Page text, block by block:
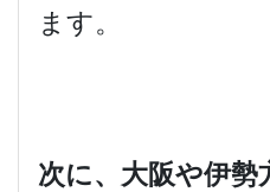
ます。
次に、大阪や伊勢